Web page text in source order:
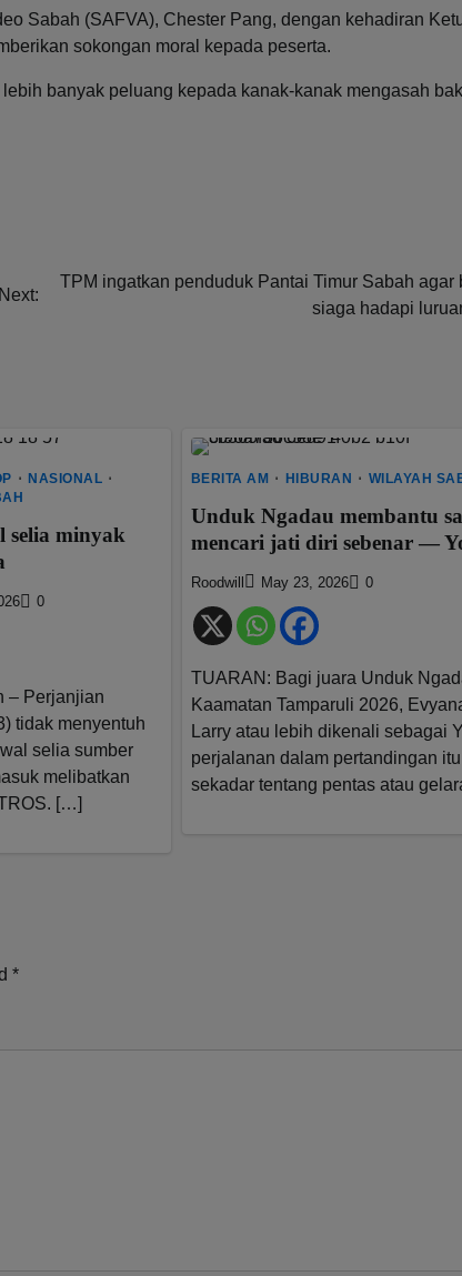
Sabah (SAFVA), Chester Pang, dengan kehadiran
sokongan moral kepada peserta.
banyak peluang kepada kanak-kanak mengasah
Next:
TPM ingatkan penduduk Pantai Timur Sabah agar
siaga hadapi
NASIONAL
selia minyak
0
– Perjanjian
tidak menyentuh
selia sumber
melibatkan
[…]
BERITA AM HIBURAN WILAYAH
Unduk Ngadau membantu
mencari jati diri sebenar —
Roodwill May 23, 2026 0
TUARAN: Bagi juara Unduk
Kaamatan Tamparuli 2026,
Larry atau lebih dikenali sebagai
perjalanan dalam pertandingan
sekadar tentang pentas atau
*